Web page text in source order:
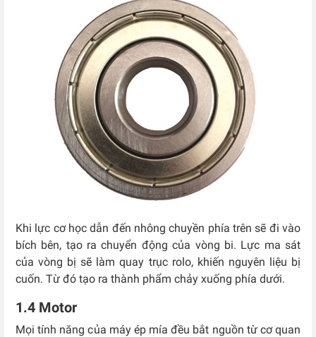
Khi lực cơ học dẫn đến nhông chuyền phía trên sẽ đi vào
bích bên, tạo ra chuyển động của vòng bi. Lực ma sát
của vòng bị sẽ làm quay trục rolo, khiến nguyên liệu bị
cuốn. Từ đó tạo ra thành phẩm chảy xuống phía dưới.
1.4 Motor
Mọi tính năng của máy ép mía đều bắt nguồn từ cơ quan